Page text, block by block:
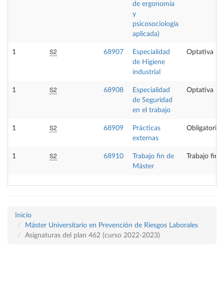
de ergonomía
y
psicosociología
aplicada)
1 S2 68907
Especialidad
de Higiene
industrial
Optativa
1 S2 68908
Especialidad
de Seguridad
en el trabajo
Optativa
1 S2 68909
Prácticas
externas
Obligatoria
1 S2 68910
Trabajo fin de
Máster
Trabajo fin
Inicio
Máster Universitario en Prevención de Riesgos Laborales
Asignaturas del plan 462 (curso 2022-2023)